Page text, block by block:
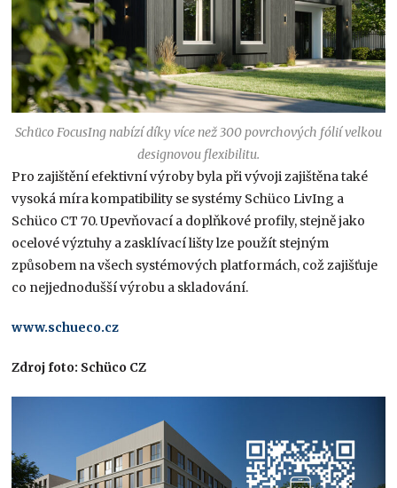
Schüco FocusIng nabízí díky více než 300 povrchových fólií velkou
designovou flexibilitu.
Pro zajištění efektivní výroby byla při vývoji zajištěna také
vysoká míra kompatibility se systémy Schüco LivIng a
Schüco CT 70. Upevňovací a doplňkové profily, stejně jako
ocelové výztuhy a zasklívací lišty lze použít stejným
způsobem na všech systémových platformách, což zajišťuje
co nejjednodušší výrobu a skladování.
www.schueco.cz
Zdroj foto: Schüco CZ